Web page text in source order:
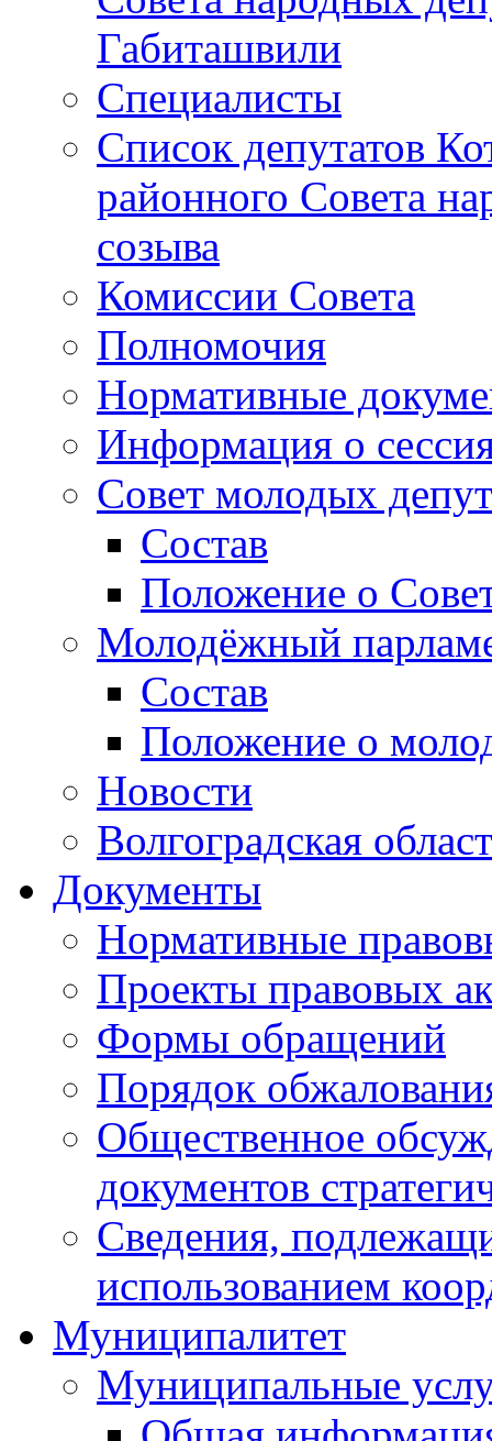
Габиташвили
Специалисты
Список депутатов
районного Совета
созыва
Комиссии Совета
Полномочия
Нормативные
Информация о
Совет молодых
Состав
Положение о
Молодёжный
Состав
Положение о
Новости
Волгоградская
Документы
Нормативные
Проекты правовых
Формы обращений
Порядок
Общественное
документов
Сведения,
использованием
Муниципалитет
Муниципальные